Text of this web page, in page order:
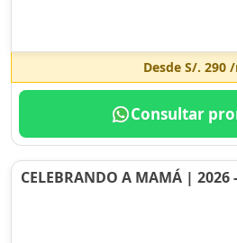
Desde S/. 290/
Consultar
CELEBRANDO A MAMÁ | 2026